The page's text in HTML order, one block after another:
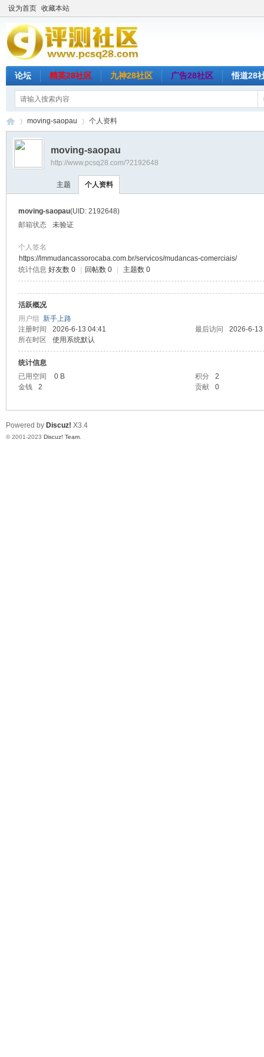
设为首页 收藏本站
论坛 精英28社区 九神28社区 广告28社区 悟道28
›
moving-saopau 个人资料
moving-saopau
http://www.pcsq28.com/?2192648
主题 个人资料
moving-saopau(UID: 2192648)
邮箱状态
未验证
个人签名
https://lmmudancassorocaba.com.br/servicos/mudancas-comerciais/
统计信息 好友数 0 回帖数 0 主题数 0
活跃概况
用户组 新手上路
注册时间
2026-6-13 04:41 最后访问
2026-6-
所在时区
使用系统默认
统计信息
已用空间
0 B 积分
2
金钱
2 贡献 0
Powered by Discuz! X3.4
© 2001-2023 Discuz! Team